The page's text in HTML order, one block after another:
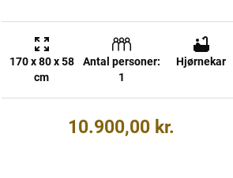
170 x 80 x 58
cm
Antal personer:
1
Hjørnekar
10.900,00 kr.